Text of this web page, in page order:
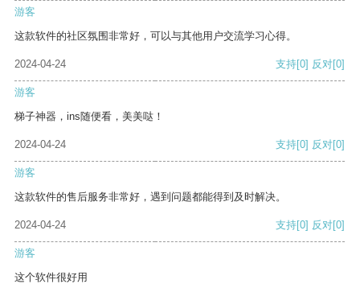
游客
这款软件的社区氛围非常好，可以与其他用户交流学习心得。
2024-04-24 支持[0] 反对[0]
游客
梯子神器，ins随便看，美美哒！
2024-04-24 支持[0] 反对[0]
游客
这款软件的售后服务非常好，遇到问题都能得到及时解决。
2024-04-24 支持[0] 反对[0]
游客
这个软件很好用